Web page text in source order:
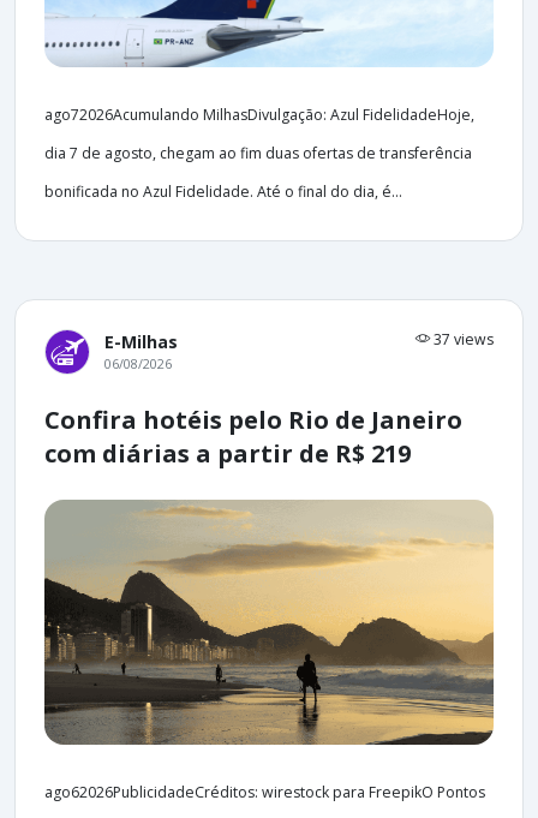
ago72026Acumulando MilhasDivulgação: Azul FidelidadeHoje,
dia 7 de agosto, chegam ao fim duas ofertas de transferência
bonificada no Azul Fidelidade. Até o final do dia, é...
E-Milhas 37 views
06/08/2026
Confira hotéis pelo Rio de Janeiro
com diárias a partir de R$ 219
ago62026PublicidadeCréditos: wirestock para FreepikO Pontos